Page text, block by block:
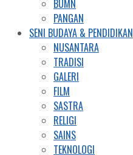
BUMN
PANGAN
SENI BUDAYA & PENDIDIKAN
NUSANTARA
TRADISI
GALERI
FILM
SASTRA
RELIGI
SAINS
TEKNOLOGI